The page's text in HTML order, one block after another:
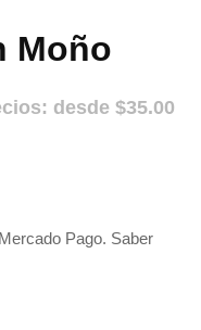
Moño
desde $35.00
Pago. Saber